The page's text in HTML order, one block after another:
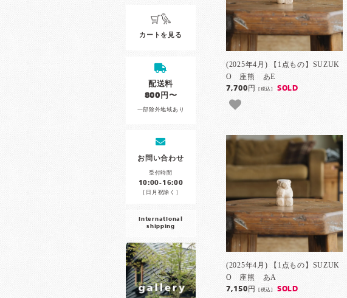
カートを見る
配送料
800円〜
一部除外地域あり
お問い合わせ
受付時間
10:00-16:00
［日月祝除く］
international
shipping
(2025年4月) 【1点もの】SUZUK
O 座熊 あE
7,700円[税込] SOLD
(2025年4月) 【1点もの】SUZUK
O 座熊 あA
7,150円[税込] SOLD